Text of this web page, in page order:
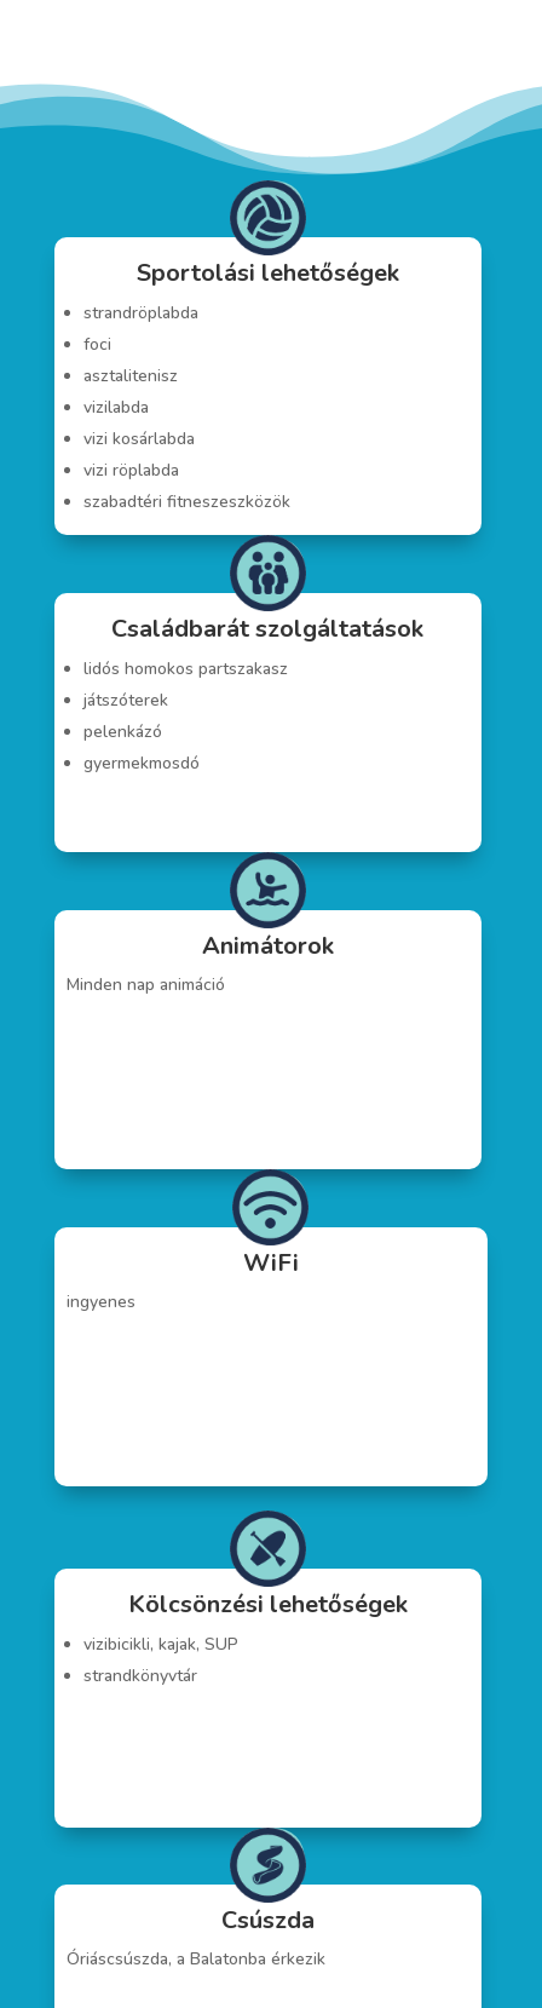
Sportolási lehetőségek
strandröplabda
foci
asztalitenisz
vizilabda
vizi kosárlabda
vizi röplabda
szabadtéri fitneszeszközök
Családbarát szolgáltatások
lidós homokos partszakasz
játszóterek
pelenkázó
gyermekmosdó
Animátorok
Minden nap animáció
WiFi
ingyenes
Kölcsönzési lehetőségek
vizibicikli, kajak, SUP
strandkönyvtár
Csúszda
Óriáscsúszda, a Balatonba érkezik